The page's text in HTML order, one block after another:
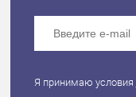
Я принимаю условия